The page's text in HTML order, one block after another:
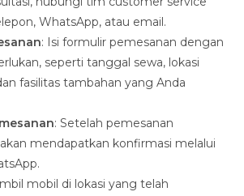
WhatsApp, atau email.
: Isi formulir pemesanan dengan
seperti tanggal sewa, lokasi
fasilitas tambahan yang Anda
: Setelah pemesanan
mendapatkan konfirmasi melalui
mobil di lokasi yang telah